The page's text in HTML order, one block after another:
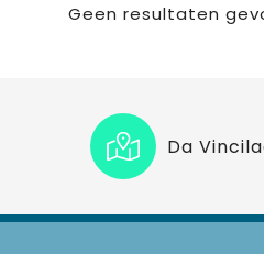
Geen resultaten
Da